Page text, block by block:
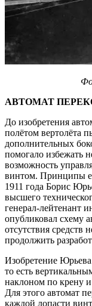
АВТОМАТ
До изобретения
полётом вертолёта
дополнительных
помогало избежать
возможность
винтом. Принципы
1911 года Борис
высшего
генерал-лейтенант
опубликовал схему
отсутствия средств
продолжить
Изобретение
то есть
наклоном по крену и
Для этого автомат
каждой лопасти